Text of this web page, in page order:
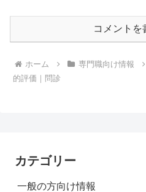
コメントを
ホーム 専門職向け情報
的評価｜問診
カテゴリー
一般の方向け情報